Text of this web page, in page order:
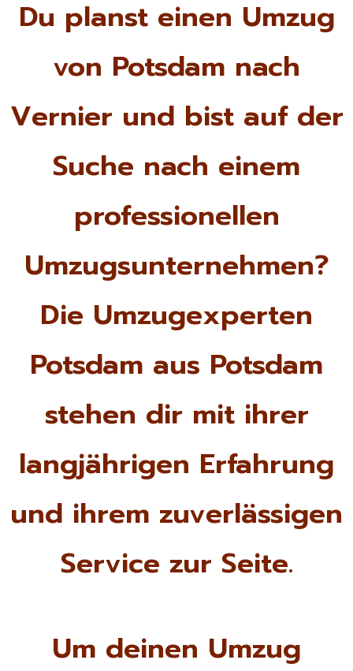
Du planst einen Umzug
von Potsdam nach
Vernier und bist auf der
Suche nach einem
professionellen
Umzugsunternehmen?
Die Umzugexperten
Potsdam aus Potsdam
stehen dir mit ihrer
langjährigen Erfahrung
und ihrem zuverlässigen
Service zur Seite.
Um deinen Umzug